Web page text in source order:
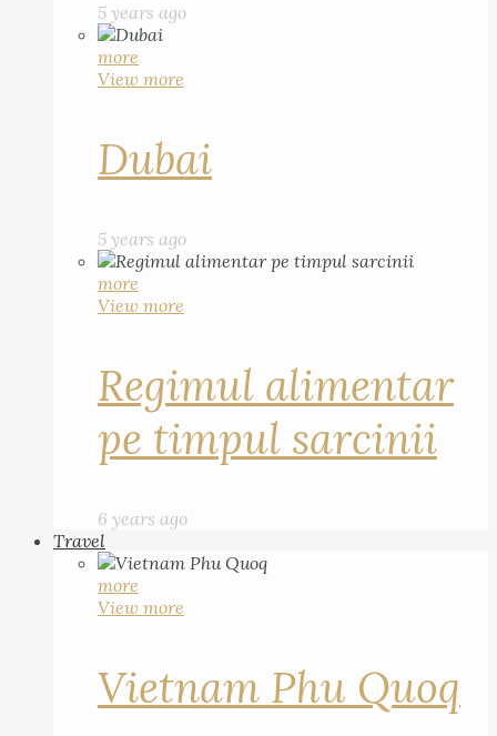
5 years ago
more
View more
Dubai
5 years ago
more
View more
Regimul alimentar
pe timpul sarcinii
6 years ago
Travel
more
View more
Vietnam Phu Quoq